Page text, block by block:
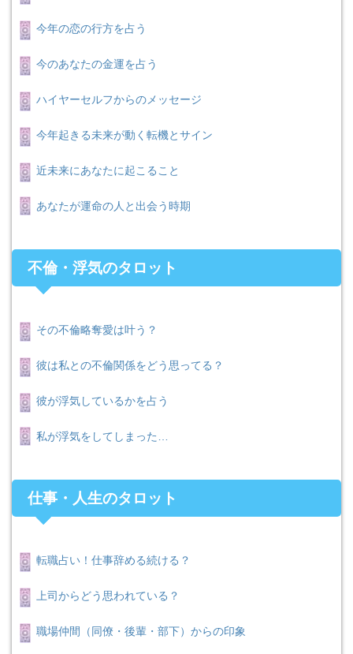
今年の恋の行方を占う
今のあなたの金運を占う
ハイヤーセルフからのメッセージ
今年起きる未来が動く転機とサイン
近未来にあなたに起こること
あなたが運命の人と出会う時期
不倫・浮気のタロット
その不倫略奪愛は叶う？
彼は私との不倫関係をどう思ってる？
彼が浮気しているかを占う
私が浮気をしてしまった…
仕事・人生のタロット
転職占い！仕事辞める続ける？
上司からどう思われている？
職場仲間（同僚・後輩・部下）からの印象